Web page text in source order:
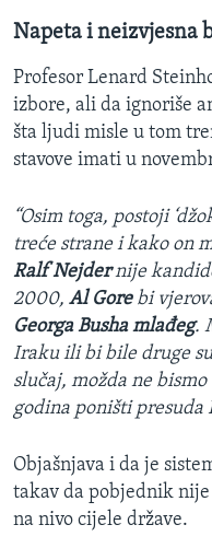
Napeta i neizvjesna
Profesor Lenard
izbore, ali da ignoriše
šta ljudi misle u tom
stavove imati u
“Osim toga, postoji
treće strane i kako on
Ralf Nejdernije
2000, Al Gorebi
Georga Busha mlađeg.
Iraku ili bi bile druge
slučaj, možda ne
godina poništi presuda
Objašnjava i da je
takav da pobjednik
na nivo cijele države.